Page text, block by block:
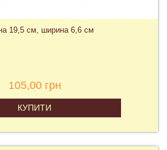
19,5 см, ширина 6,6 см
105,00 грн
КУПИТИ